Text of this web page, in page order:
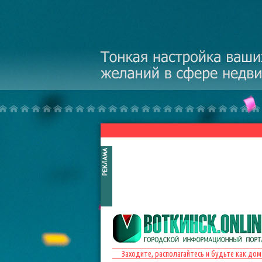
Заходите, располагайтесь и будьте как